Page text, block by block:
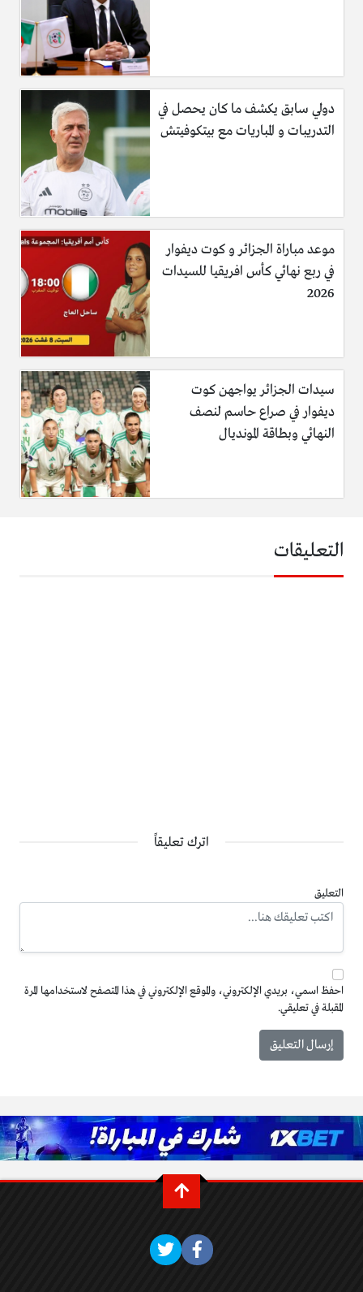
دولي سابق يكشف ما كان يحصل في
التدريبات و المباريات مع بيتكوفيتش
موعد مباراة الجزائر و كوت ديفوار
في ربع نهائي كأس افريقيا للسيدات
2026
سيدات الجزائر يواجهن كوت
ديفوار في صراع حاسم لنصف
النهائي وبطاقة المونديال
التعليقات
اترك تعليقاً
التعليق
احفظ اسمي، بريدي الإلكتروني، والموقع الإلكتروني في هذا المتصفح لاستخدامها المرة
المقبلة في تعليقي.